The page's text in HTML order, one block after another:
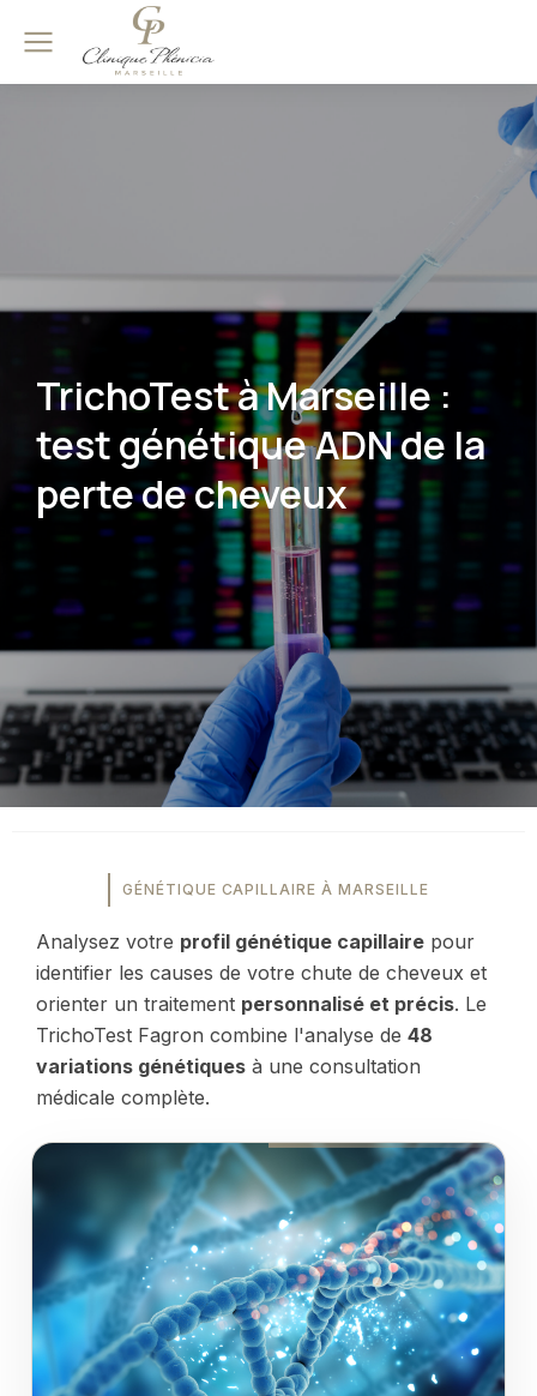
TrichoTest à Marseille :
test génétique ADN de la
perte de cheveux
GÉNÉTIQUE CAPILLAIRE À MARSEILLE
Analysez votre profil génétique capillaire pour
identifier les causes de votre chute de cheveux et
orienter un traitement personnalisé et précis. Le
TrichoTest Fagron combine l'analyse de 48
variations génétiques à une consultation
médicale complète.